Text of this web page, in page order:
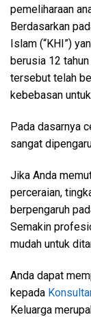
pemeliharaan
Berdasarkan
Islam (“KHI”)
berusia 12
tersebut telah
kebebasan
Pada dasarnya
sangat
Jika Anda
perceraian,
berpengaruh
Semakin
mudah untuk
Anda dapat
kepada
Keluarga